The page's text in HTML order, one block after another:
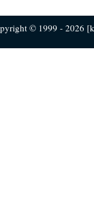
© 1999 - 2026